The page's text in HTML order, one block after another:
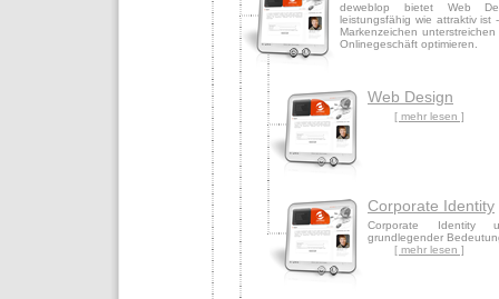
deweblop bietet Web
leistungsfähig wie attraktiv ist
Markenzeichen
Onlinegeschäft
Web Design
[ mehr lesen ]
Corporate Identity
Corporate
grundlegender
[ mehr lesen ]